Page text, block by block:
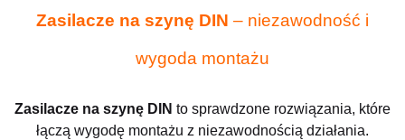
Zasilacze na szynę DIN – niezawodność i
wygoda montażu
Zasilacze na szynę DIN to sprawdzone rozwiązania, które
łączą wygodę montażu z niezawodnością działania.